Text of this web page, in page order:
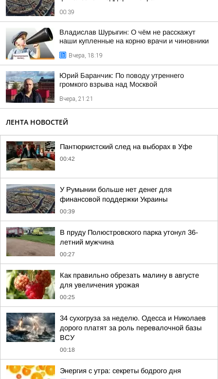
00:39
Владислав Шурыгин: О чём не расскажут
наши купленные на корню врачи и чиновники
Вчера, 18:19
Юрий Баранчик: По поводу утреннего
громкого взрыва над Москвой
Вчера, 21:21
ЛЕНТА НОВОСТЕЙ
Пантюркистский след на выборах в Уфе
00:42
У Румынии больше нет денег для
финансовой поддержки Украины
00:39
В пруду Полюстровского парка утонул 36-
летний мужчина
00:27
Как правильно обрезать малину в августе
для увеличения урожая
00:25
34 сухогруза за неделю. Одесса и Николаев
дорого платят за роль перевалочной базы
ВСУ
00:18
Энергия с утра: секреты бодрого дня